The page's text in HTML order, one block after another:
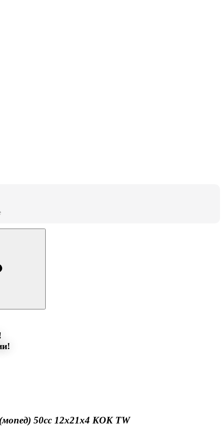
50сс 12x21x4 KOK TW